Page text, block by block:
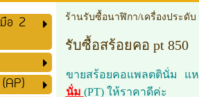
อ 2
ร้านรับซื้อนาฬิกา/เครื่องประดับ
รับซื้อสร้อยคอ pt 850
ขายสร้อยคอแพลตตินั่ม แ
นั่ม (PT) ให้ราคาดีค่ะ